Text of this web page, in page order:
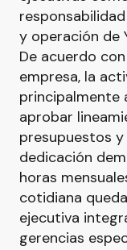
y operación de
De acuerdo
empresa, la
principalmente
aprobar
presupuestos y
dedicación
horas
cotidiana
ejecutiva
gerencias